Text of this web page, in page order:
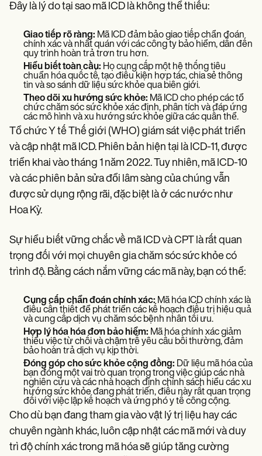
Đây là lý do tại sao mã ICD là không thể thiếu:
Giao tiếp rõ ràng: Mã ICD đảm bảo giao tiếp chẩn đoán
chính xác và nhất quán với các công ty bảo hiểm, dẫn đến
quy trình hoàn trả trơn tru hơn.
Hiểu biết toàn cầu: Họ cung cấp một hệ thống tiêu
chuẩn hóa quốc tế, tạo điều kiện hợp tác, chia sẻ thông
tin và so sánh dữ liệu sức khỏe qua biên giới.
Theo dõi xu hướng sức khỏe: Mã ICD cho phép các tổ
chức chăm sóc sức khỏe xác định, phân tích và đáp ứng
các mô hình và xu hướng sức khỏe giữa các quần thể.
Tổ chức Y tế Thế giới (WHO) giám sát việc phát triển
và cập nhật mã ICD. Phiên bản hiện tại là ICD-11, được
triển khai vào tháng 1 năm 2022. Tuy nhiên, mã ICD-10
và các phiên bản sửa đổi lâm sàng của chúng vẫn
được sử dụng rộng rãi, đặc biệt là ở các nước như
Hoa Kỳ.
Sự hiểu biết vững chắc về mã ICD và CPT là rất quan
trọng đối với mọi chuyên gia chăm sóc sức khỏe có
trình độ. Bằng cách nắm vững các mã này, bạn có thể:
Cung cấp chẩn đoán chính xác: Mã hóa ICD chính xác là
điều cần thiết để phát triển các kế hoạch điều trị hiệu quả
và cung cấp dịch vụ chăm sóc bệnh nhân tối ưu.
Hợp lý hóa hóa đơn bảo hiểm: Mã hóa chính xác giảm
thiểu việc từ chối và chậm trễ yêu cầu bồi thường, đảm
bảo hoàn trả dịch vụ kịp thời.
Đóng góp cho sức khỏe cộng đồng: Dữ liệu mã hóa của
bạn đóng một vai trò quan trọng trong việc giúp các nhà
nghiên cứu và các nhà hoạch định chính sách hiểu các xu
hướng sức khỏe đang phát triển, điều này rất quan trọng
đối với việc lập kế hoạch và ứng phó y tế công cộng.
Cho dù bạn đang tham gia vào vật lý trị liệu hay các
chuyên ngành khác, luôn cập nhật các mã mới và duy
trì độ chính xác trong mã hóa sẽ giúp tăng cường